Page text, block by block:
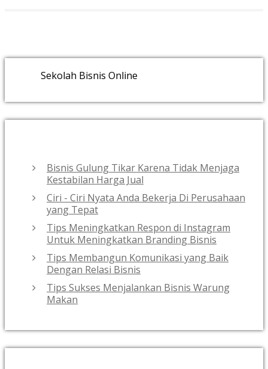
Sekolah Bisnis Online
Bisnis Gulung Tikar Karena Tidak Menjaga
Kestabilan Harga Jual
Ciri - Ciri Nyata Anda Bekerja Di Perusahaan
yang Tepat
Tips Meningkatkan Respon di Instagram
Untuk Meningkatkan Branding Bisnis
Tips Membangun Komunikasi yang Baik
Dengan Relasi Bisnis
Tips Sukses Menjalankan Bisnis Warung
Makan